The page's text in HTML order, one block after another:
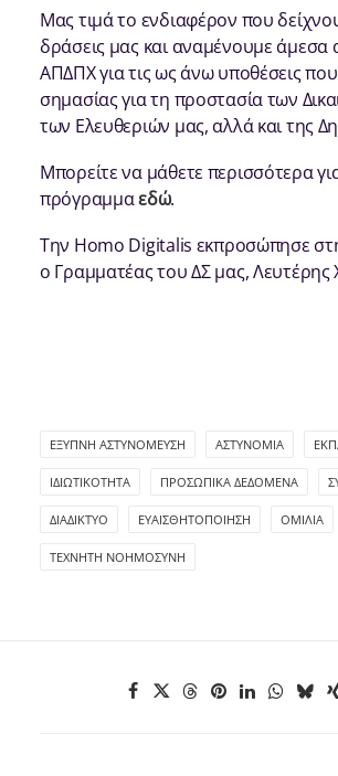
Μας τιμά το ενδιαφέρον που
δράσεις μας και αναμένουμε άμεσα
ΑΠΔΠΧ για τις ως άνω υποθέσεις που
σημασίας για τη προστασία των
των Ελευθεριών μας, αλλά και της
Μπορείτε να μάθετε περισσότερα
πρόγραμμαεδώ.
Την Homo Digitalis εκπροσώπησε
ο Γραμματέας του ΔΣ μας, Λευτέρης
ΈΞΥΠΝΗ ΑΣΤΥΝΌΜΕΥΣΗ ΑΣΤΥΝΟΜΊΑ
ΙΔΙΩΤΙΚΌΤΗΤΑ ΠΡΟΣΩΠΙΚΆ ΔΕΔΟΜΈΝΑ
ΔΙΑΔΊΚΤΥΟ ΕΥΑΙΣΘΗΤΟΠΟΊΗΣΗ ΟΜΙΛΊΑ
ΤΕΧΝΗΤΉ ΝΟΗΜΟΣΎΝΗ